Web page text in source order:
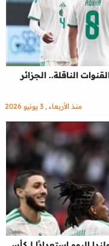
مباريات اليوم الأربعاء 3-6-2026 والقنوات الناقلة.. الجزائر
منذ الأربعاء , 3 يونيو 2026